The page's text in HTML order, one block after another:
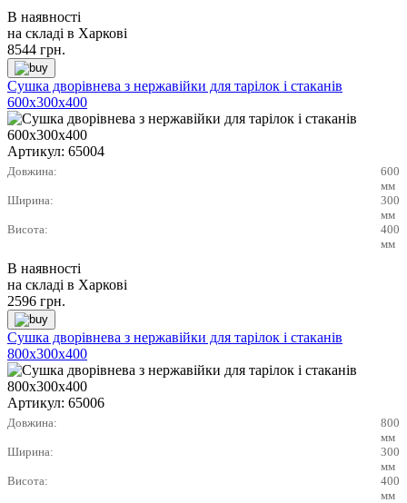
В наявності
на складі в Харкові
8544 грн.
Сушка дворівнева з нержавійки для тарілок і стаканів
600х300х400
Артикул: 65004
Довжина:
600
мм
Ширина:
300
мм
Висота:
400
мм
В наявності
на складі в Харкові
2596 грн.
Сушка дворівнева з нержавійки для тарілок і стаканів
800х300х400
Артикул: 65006
Довжина:
800
мм
Ширина:
300
мм
Висота:
400
мм